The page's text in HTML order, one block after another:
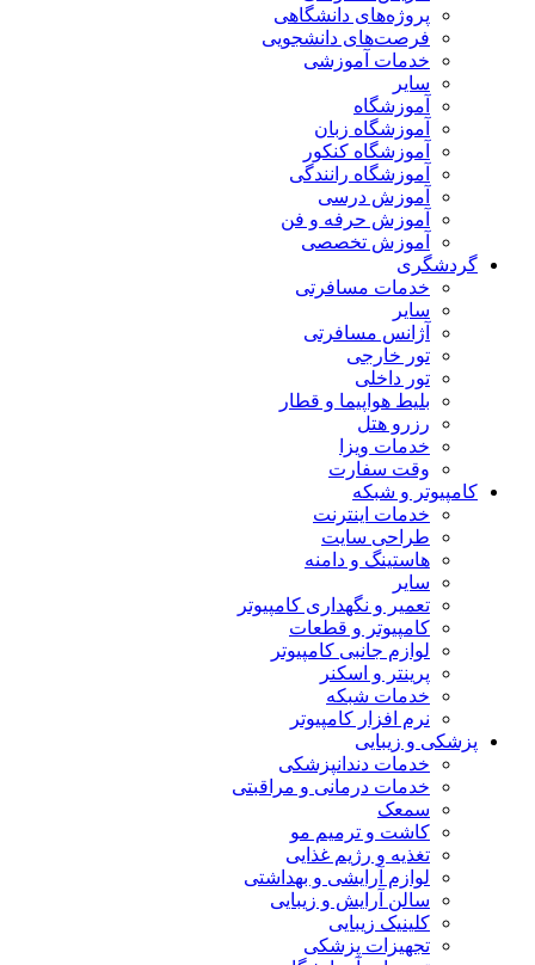
پروژه‌های دانشگاهی
فرصت‌های دانشجویی
خدمات آموزشی
سایر
آموزشگاه
آموزشگاه زبان
آموزشگاه کنکور
آموزشگاه رانندگی
آموزش درسی
آموزش حرفه و فن
آموزش تخصصی
گردشگری
خدمات مسافرتی
سایر
آژانس مسافرتی
تور خارجی
تور داخلی
بلیط هواپیما و قطار
رزرو هتل
خدمات ویزا
وقت سفارت
کامپیوتر و شبکه
خدمات اینترنت
طراحی سایت
هاستینگ و دامنه
سایر
تعمیر و نگهداری کامپیوتر
کامپیوتر و قطعات
لوازم جانبی کامپیوتر
پرینتر و اسکنر
خدمات شبکه
نرم افزار کامپیوتر
پزشکی و زیبایی
خدمات دندانپزشکی
خدمات درمانی و مراقبتی
سمعک
کاشت و ترمیم مو
تغذیه و رژیم غذایی
لوازم آرایشی و بهداشتی
سالن آرایش و زیبایی
کلینیک زیبایی
تجهیزات پزشکی